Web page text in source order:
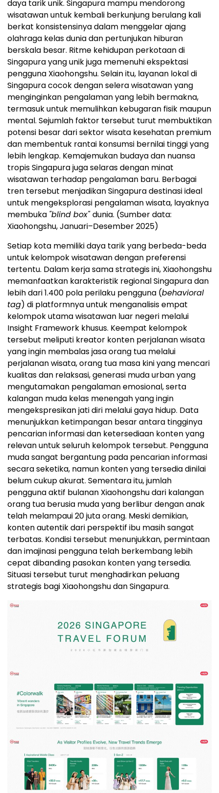
daya tarik unik. Singapura mampu mendorong
wisatawan untuk kembali berkunjung berulang kali
berkat konsistensinya dalam menggelar ajang
olahraga kelas dunia dan pertunjukan hiburan
berskala besar. Ritme kehidupan perkotaan di
Singapura yang unik juga memenuhi ekspektasi
pengguna Xiaohongshu. Selain itu, layanan lokal di
Singapura cocok dengan selera wisatawan yang
menginginkan pengalaman yang lebih bermakna,
termasuk untuk memulihkan kebugaran fisik maupun
mental. Sejumlah faktor tersebut turut membuktikan
potensi besar dari sektor wisata kesehatan premium
dan membentuk rantai konsumsi bernilai tinggi yang
lebih lengkap. Kemajemukan budaya dan nuansa
tropis Singapura juga selaras dengan minat
wisatawan terhadap pengalaman baru. Berbagai
tren tersebut menjadikan Singapura destinasi ideal
untuk mengeksplorasi pengalaman wisata, layaknya
membuka "blind box"dunia. (Sumber data:
Xiaohongshu, Januari–Desember 2025)
Setiap kota memiliki daya tarik yang berbeda-beda
untuk kelompok wisatawan dengan preferensi
tertentu. Dalam kerja sama strategis ini, Xiaohongshu
memanfaatkan karakteristik regional Singapura dan
lebih dari 1.400 pola perilaku pengguna (behavioral
tag) di platformnya untuk menganalisis empat
kelompok utama wisatawan luar negeri melalui
Insight Framework khusus. Keempat kelompok
tersebut meliputi kreator konten perjalanan wisata
yang ingin membalas jasa orang tua melalui
perjalanan wisata, orang tua masa kini yang mencari
kualitas dan relaksasi, generasi muda urban yang
mengutamakan pengalaman emosional, serta
kalangan muda kelas menengah yang ingin
mengekspresikan jati diri melalui gaya hidup. Data
menunjukkan ketimpangan besar antara tingginya
pencarian informasi dan ketersediaan konten yang
relevan untuk seluruh kelompok tersebut. Pengguna
muda sangat bergantung pada pencarian informasi
secara seketika, namun konten yang tersedia dinilai
belum cukup akurat. Sementara itu, jumlah
pengguna aktif bulanan Xiaohongshu dari kalangan
orang tua berusia muda yang berlibur dengan anak
telah melampaui 20 juta orang. Meski demikian,
konten autentik dari perspektif ibu masih sangat
terbatas. Kondisi tersebut menunjukkan, permintaan
dan imajinasi pengguna telah berkembang lebih
cepat dibanding pasokan konten yang tersedia.
Situasi tersebut turut menghadirkan peluang
strategis bagi Xiaohongshu dan Singapura.